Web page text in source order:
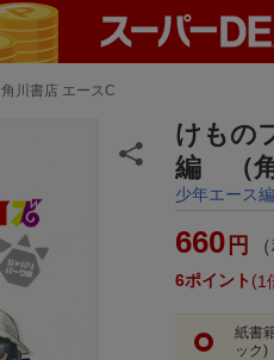
角川書店 エースC
けもの
編 （角
少年エース
660 円
6ポイント 1
紙書
ック)